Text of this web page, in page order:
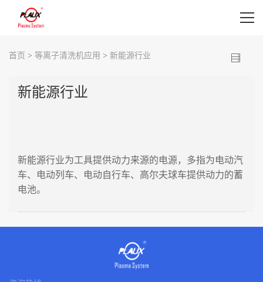
首页
新闻资讯
联系我们
首页 > 等离子清洗机应用 > 新能源行业
新能源行业
新能源行业为工具提供动力来源的电源，多指为电动汽
车、电动列车、电动自行车、高尔夫球车提供动力的蓄
电池。